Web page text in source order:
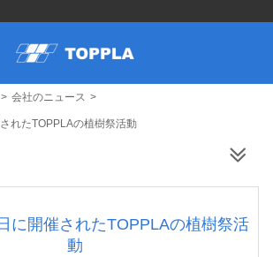
> 会社のニュース >
れたTOPPLAの植樹祭活動
に開催されたTOPPLAの植樹祭活
動